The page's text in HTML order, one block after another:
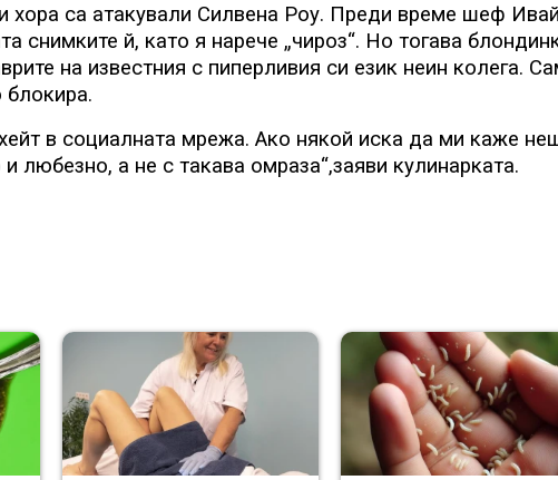
хора са атакували Силвена Роу. Преди време шеф
снимките й, като я нарече „чироз“. Но тогава
на известния с пиперливия си език неин колега.
блокира.
в социалната мрежа. Ако някой иска да ми каже
любезно, а не с такава омраза“,заяви кулинарката.